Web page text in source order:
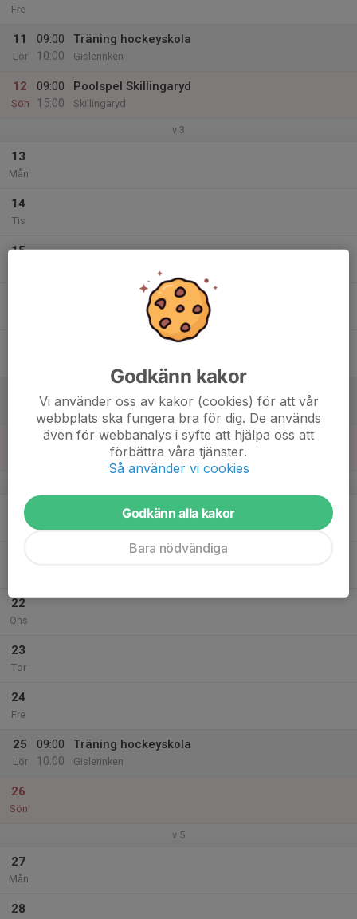
Fre
11
Lör
09:00
10:00
Träning hockeyskola
Gislerinken
12
Sön
09:00
15:00
Poolspel Skillingaryd
Skillingaryd
v.3
13
Mån
14
Tis
15
10:00
Gislerinken
20
Mån
22
Ons
23
Tor
24
Fre
25
Lör
09:00
10:00
Träning hockeyskola
Gislerinken
26
Sön
v.5
27
Mån
28
Godkänn kakor
Vi använder oss av kakor (cookies) för att vår
webbplats ska fungera bra för dig. De används
även för webbanalys i syfte att hjälpa oss att
förbättra våra tjänster.
Så använder vi cookies
Godkänn alla kakor
Bara nödvändiga